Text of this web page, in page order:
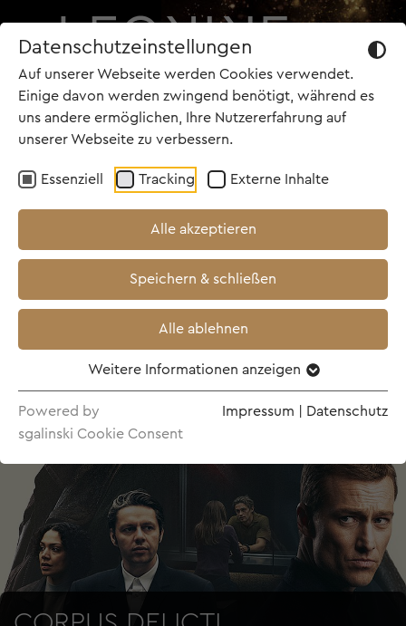
Datenschutzeinstellungen
Auf unserer Webseite werden Cookies verwendet.
Einige davon werden zwingend benötigt, während es
uns andere ermöglichen, Ihre Nutzererfahrung auf
unserer Webseite zu verbessern.
Essenziell Tracking Externe Inhalte
Alle akzeptieren
Speichern & schließen
Alle ablehnen
Weitere Informationen anzeigen
Powered by
sgalinski Cookie Consent
Impressum Datenschutz